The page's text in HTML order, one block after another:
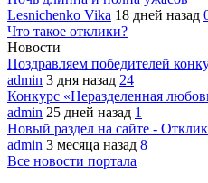
Lesnichenko Vika 18 дней назад
Что такое отклики?
Новости
Поздравляем победителей
admin 3 дня назад 24
Конкурс «Неразделенная
admin 25 дней назад 1
Новый раздел на сайте -
admin 3 месяца назад 8
Все новости портала